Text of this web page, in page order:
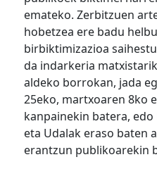
emateko. Zerbitzuen
hobetzea ere badu
birbiktimizazioa
da indarkeria
aldeko borrokan, jada
25eko, martxoaren 8ko
kanpainekin batera,
eta Udalak eraso baten
erantzun publikoarekin